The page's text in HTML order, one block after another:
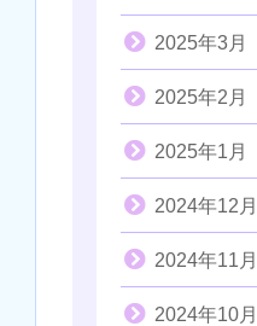
2025年3月
2025年2月
2025年1月
2024年12月
2024年11月
2024年10月